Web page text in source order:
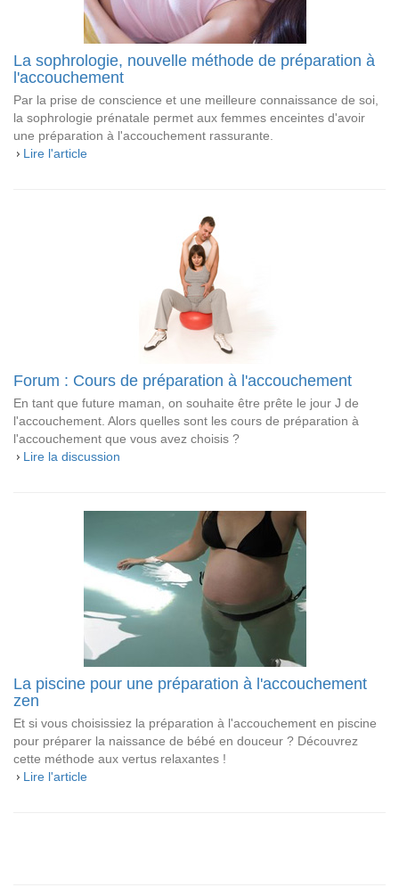
La sophrologie, nouvelle méthode de préparation à
l'accouchement
Par la prise de conscience et une meilleure connaissance de soi,
la sophrologie prénatale permet aux femmes enceintes d'avoir
une préparation à l'accouchement rassurante.
Lire l'article
Forum : Cours de préparation à l'accouchement
En tant que future maman, on souhaite être prête le jour J de
l'accouchement. Alors quelles sont les cours de préparation à
l'accouchement que vous avez choisis ?
Lire la discussion
La piscine pour une préparation à l'accouchement
zen
Et si vous choisissiez la préparation à l'accouchement en piscine
pour préparer la naissance de bébé en douceur ? Découvrez
cette méthode aux vertus relaxantes !
Lire l'article